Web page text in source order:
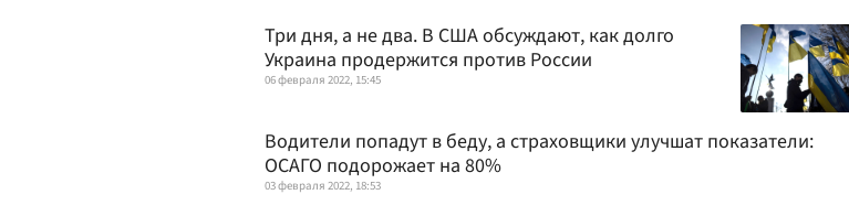
Три дня, а не два. В США обсуждают, как долго
Украина продержится против России
06 февраля 2022, 15:45
Водители попадут в беду, а страховщики улучшат показатели:
ОСАГО подорожает на 80%
03 февраля 2022, 18:53